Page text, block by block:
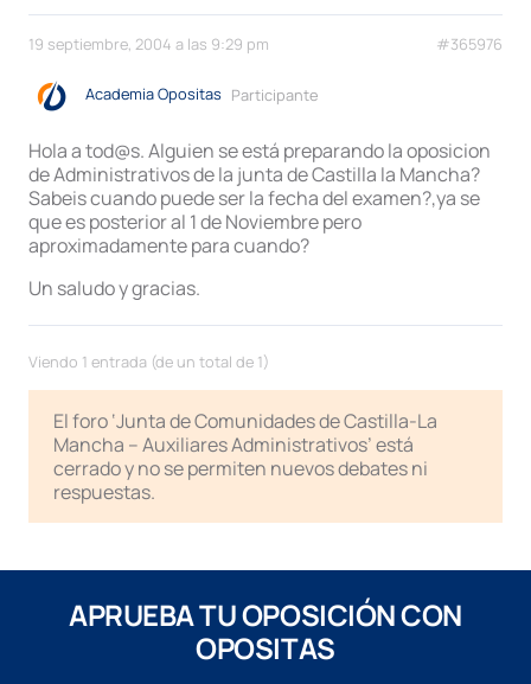
19 septiembre, 2004 a las 9:29 pm #365976
Academia Opositas Participante
Hola a tod@s. Alguien se está preparando la oposicion
de Administrativos de la junta de Castilla la Mancha?
Sabeis cuando puede ser la fecha del examen?,ya se
que es posterior al 1 de Noviembre pero
aproximadamente para cuando?
Un saludo y gracias.
Viendo 1 entrada (de un total de 1)
El foro ‘Junta de Comunidades de Castilla-La
Mancha – Auxiliares Administrativos’ está
cerrado y no se permiten nuevos debates ni
respuestas.
APRUEBA TU OPOSICIÓN CON
OPOSITAS